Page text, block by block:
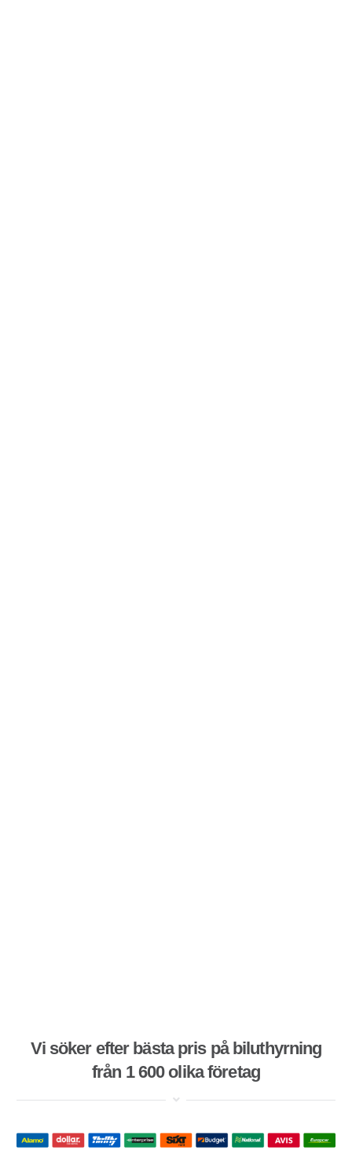
Vi söker efter bästa pris på biluthyrning
från 1 600 olika företag